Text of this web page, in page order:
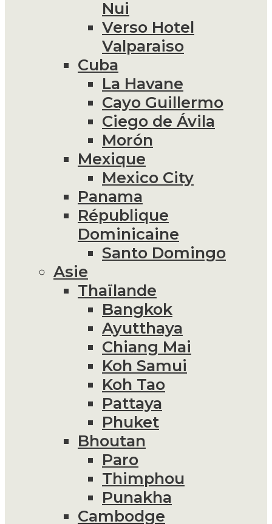
Nui
Verso Hotel
Valparaiso
Cuba
La Havane
Cayo Guillermo
Ciego de Ávila
Morón
Mexique
Mexico City
Panama
République
Dominicaine
Santo Domingo
Asie
Thaïlande
Bangkok
Ayutthaya
Chiang Mai
Koh Samui
Koh Tao
Pattaya
Phuket
Bhoutan
Paro
Thimphou
Punakha
Cambodge